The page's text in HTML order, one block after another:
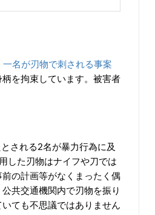
名が刃物で刺される事案
を拘束しています。被害者
される2名が暴力行為に及
した刃物はナイフや刀では
の計画等がなくまったく偶
共交通機関内で刃物を振り
ても不思議ではありません